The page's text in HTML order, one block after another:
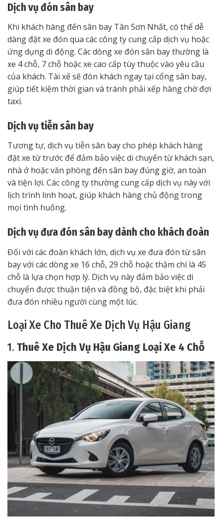
Dịch vụ đón sân bay
Khi khách hàng đến sân bay Tân Sơn Nhất, có thể dễ
dàng đặt xe đón qua các công ty cung cấp dịch vụ hoặc
ứng dụng di động. Các dòng xe đón sân bay thường là
xe 4 chỗ, 7 chỗ hoặc xe cao cấp tùy thuộc vào yêu cầu
của khách. Tài xế sẽ đón khách ngay tại cổng sân bay,
giúp tiết kiệm thời gian và tránh phải xếp hàng chờ đợi
taxi.
Dịch vụ tiễn sân bay
Tương tự, dịch vụ tiễn sân bay cho phép khách hàng
đặt xe từ trước để đảm bảo việc di chuyển từ khách sạn,
nhà ở hoặc văn phòng đến sân bay đúng giờ, an toàn
và tiện lợi. Các công ty thường cung cấp dịch vụ này với
lịch trình linh hoạt, giúp khách hàng chủ động trong
mọi tình huống.
Dịch vụ đưa đón sân bay dành cho khách đoàn
Đối với các đoàn khách lớn, dịch vụ xe đưa đón từ sân
bay với các dòng xe 16 chỗ, 29 chỗ hoặc thậm chí là 45
chỗ là lựa chọn hợp lý. Dịch vụ này đảm bảo việc di
chuyển được thuận tiện và đồng bộ, đặc biệt khi phải
đưa đón nhiều người cùng một lúc.
Loại Xe Cho Thuê Xe Dịch Vụ Hậu Giang
1. Thuê Xe Dịch Vụ Hậu Giang Loại Xe 4 Chỗ